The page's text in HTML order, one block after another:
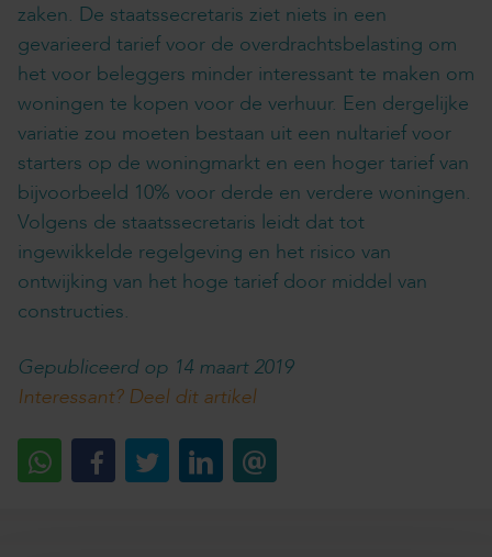
zaken. De staatssecretaris ziet niets in een
gevarieerd tarief voor de overdrachtsbelasting om
het voor beleggers minder interessant te maken om
woningen te kopen voor de verhuur. Een dergelijke
variatie zou moeten bestaan uit een nultarief voor
starters op de woningmarkt en een hoger tarief van
bijvoorbeeld 10% voor derde en verdere woningen.
Volgens de staatssecretaris leidt dat tot
ingewikkelde regelgeving en het risico van
ontwijking van het hoge tarief door middel van
constructies.
Gepubliceerd op 14 maart 2019
Interessant? Deel dit artikel